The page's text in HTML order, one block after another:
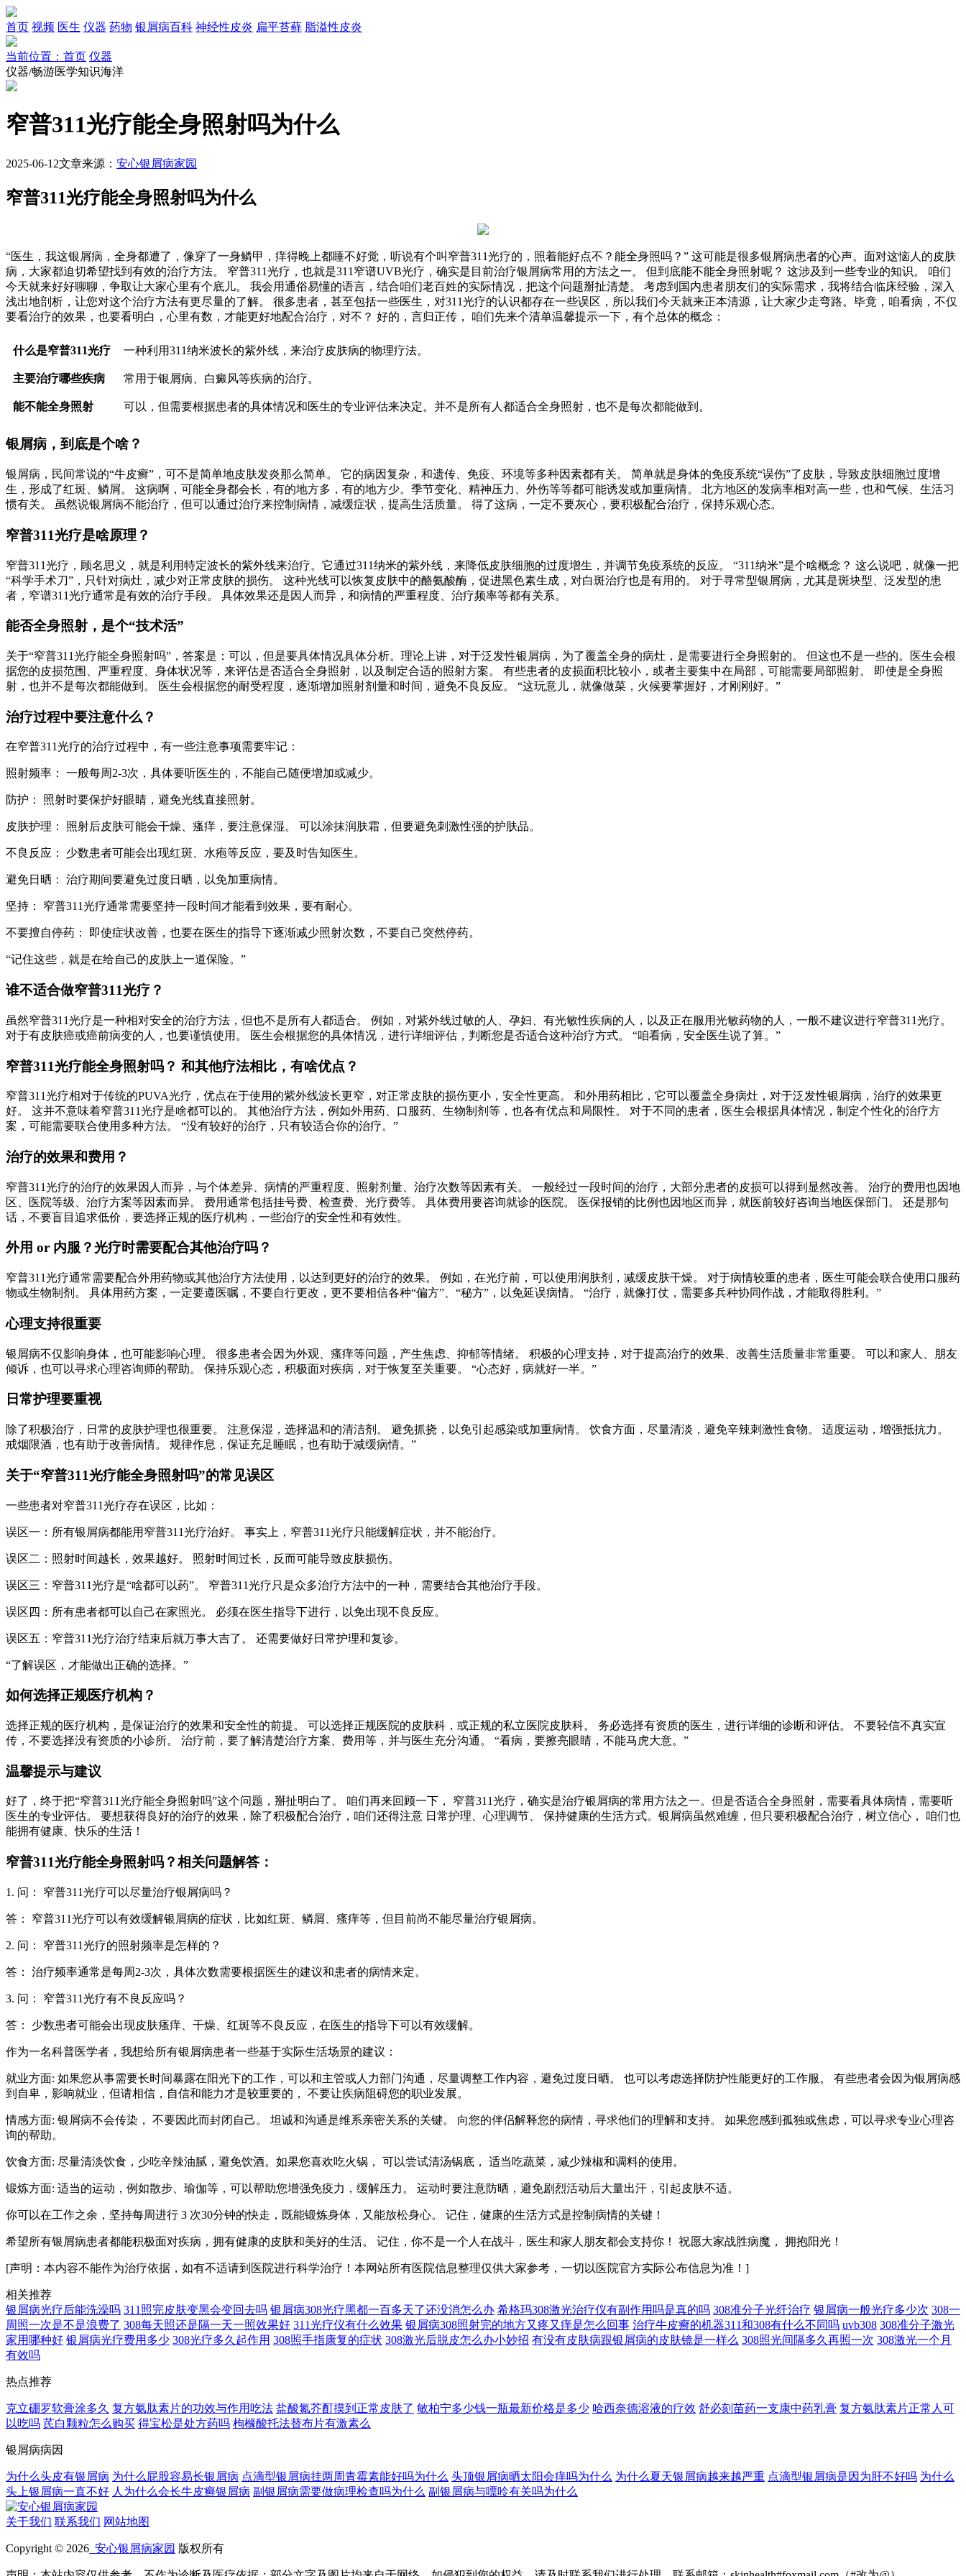
首页 视频 医生 仪器 药物 银屑病百科 神经性皮炎 扁平苔藓 脂溢性皮炎
当前位置：首页 仪器
仪器/畅游医学知识海洋
窄普311光疗能全身照射吗为什么
2025-06-12文章来源： 安心银屑病家园
窄普311光疗能全身照射吗为什么
“医生，我这银屑病，全身都遭了，像穿了一身鳞甲，痒得晚上都睡不好觉，听说有个叫窄普311光疗的，照着能好点不？能全身照吗？” 这可能是很多银屑病患者的心声。面对这恼人的皮肤
病，大家都迫切希望找到有效的治疗方法。 窄普311光疗，也就是311窄谱UVB光疗，确实是目前治疗银屑病常用的方法之一。 但到底能不能全身照射呢？ 这涉及到一些专业的知识。 咱们
今天就来好好聊聊，争取让大家心里有个底儿。 我会用通俗易懂的语言，结合咱们老百姓的实际情况，把这个问题掰扯清楚。 考虑到国内患者朋友们的实际需求，我将结合临床经验，深入
浅出地剖析，让您对这个治疗方法有更尽量的了解。 很多患者，甚至包括一些医生，对311光疗的认识都存在一些误区，所以我们今天就来正本清源，让大家少走弯路。毕竟，咱看病，不仅
要看治疗的效果，也要看明白，心里有数，才能更好地配合治疗，对不？ 好的，言归正传， 咱们先来个清单温馨提示一下，有个总体的概念：
什么是窄普311光疗 一种利用311纳米波长的紫外线，来治疗皮肤病的物理疗法。
主要治疗哪些疾病 常用于银屑病、白癜风等疾病的治疗。
能不能全身照射 可以，但需要根据患者的具体情况和医生的专业评估来决定。并不是所有人都适合全身照射，也不是每次都能做到。
银屑病，到底是个啥？
银屑病，民间常说的“牛皮癣”，可不是简单地皮肤发炎那么简单。 它的病因复杂，和遗传、免疫、环境等多种因素都有关。 简单就是身体的免疫系统“误伤”了皮肤，导致皮肤细胞过度增
生，形成了红斑、鳞屑。 这病啊，可能全身都会长，有的地方多，有的地方少。季节变化、精神压力、外伤等等都可能诱发或加重病情。 北方地区的发病率相对高一些，也和气候、生活习
惯有关。 虽然说银屑病不能治疗，但可以通过治疗来控制病情，减缓症状，提高生活质量。 得了这病，一定不要灰心，要积极配合治疗，保持乐观心态。
窄普311光疗是啥原理？
窄普311光疗，顾名思义，就是利用特定波长的紫外线来治疗。它通过311纳米的紫外线，来降低皮肤细胞的过度增生，并调节免疫系统的反应。 “311纳米”是个啥概念？ 这么说吧，就像一把
“科学手术刀”，只针对病灶，减少对正常皮肤的损伤。 这种光线可以恢复皮肤中的酪氨酸酶，促进黑色素生成，对白斑治疗也是有用的。 对于寻常型银屑病，尤其是斑块型、泛发型的患
者，窄谱311光疗通常是有效的治疗手段。 具体效果还是因人而异，和病情的严重程度、治疗频率等都有关系。
能否全身照射，是个“技术活”
关于“窄普311光疗能全身照射吗”，答案是：可以，但是要具体情况具体分析。理论上讲，对于泛发性银屑病，为了覆盖全身的病灶，是需要进行全身照射的。 但这也不是一些的。医生会根
据您的皮损范围、严重程度、身体状况等，来评估是否适合全身照射，以及制定合适的照射方案。 有些患者的皮损面积比较小，或者主要集中在局部，可能需要局部照射。 即使是全身照
射，也并不是每次都能做到。 医生会根据您的耐受程度，逐渐增加照射剂量和时间，避免不良反应。 “这玩意儿，就像做菜，火候要掌握好，才刚刚好。”
治疗过程中要注意什么？
在窄普311光疗的治疗过程中，有一些注意事项需要牢记：
照射频率： 一般每周2-3次，具体要听医生的，不能自己随便增加或减少。
防护： 照射时要保护好眼睛，避免光线直接照射。
皮肤护理： 照射后皮肤可能会干燥、瘙痒，要注意保湿。 可以涂抹润肤霜，但要避免刺激性强的护肤品。
不良反应： 少数患者可能会出现红斑、水疱等反应，要及时告知医生。
避免日晒： 治疗期间要避免过度日晒，以免加重病情。
坚持： 窄普311光疗通常需要坚持一段时间才能看到效果，要有耐心。
不要擅自停药： 即使症状改善，也要在医生的指导下逐渐减少照射次数，不要自己突然停药。
“记住这些，就是在给自己的皮肤上一道保险。”
谁不适合做窄普311光疗？
虽然窄普311光疗是一种相对安全的治疗方法，但也不是所有人都适合。 例如，对紫外线过敏的人、孕妇、有光敏性疾病的人，以及正在服用光敏药物的人，一般不建议进行窄普311光疗。
对于有皮肤癌或癌前病变的人，也要谨慎使用。 医生会根据您的具体情况，进行详细评估，判断您是否适合这种治疗方式。 “咱看病，安全医生说了算。”
窄普311光疗能全身照射吗？ 和其他疗法相比，有啥优点？
窄普311光疗相对于传统的PUVA光疗，优点在于使用的紫外线波长更窄，对正常皮肤的损伤更小，安全性更高。 和外用药相比，它可以覆盖全身病灶，对于泛发性银屑病，治疗的效果更
好。 这并不意味着窄普311光疗是啥都可以的。 其他治疗方法，例如外用药、口服药、生物制剂等，也各有优点和局限性。 对于不同的患者，医生会根据具体情况，制定个性化的治疗方
案，可能需要联合使用多种方法。 “没有较好的治疗，只有较适合你的治疗。”
治疗的效果和费用？
窄普311光疗的治疗的效果因人而异，与个体差异、病情的严重程度、照射剂量、治疗次数等因素有关。 一般经过一段时间的治疗，大部分患者的皮损可以得到显然改善。 治疗的费用也因地
区、医院等级、治疗方案等因素而异。 费用通常包括挂号费、检查费、光疗费等。 具体费用要咨询就诊的医院。 医保报销的比例也因地区而异，就医前较好咨询当地医保部门。 还是那句
话，不要盲目追求低价，要选择正规的医疗机构，一些治疗的安全性和有效性。
外用 or 内服？光疗时需要配合其他治疗吗？
窄普311光疗通常需要配合外用药物或其他治疗方法使用，以达到更好的治疗的效果。 例如，在光疗前，可以使用润肤剂，减缓皮肤干燥。 对于病情较重的患者，医生可能会联合使用口服药
物或生物制剂。 具体用药方案，一定要遵医嘱，不要自行更改，更不要相信各种“偏方”、“秘方”，以免延误病情。 “治疗，就像打仗，需要多兵种协同作战，才能取得胜利。”
心理支持很重要
银屑病不仅影响身体，也可能影响心理。 很多患者会因为外观、瘙痒等问题，产生焦虑、抑郁等情绪。 积极的心理支持，对于提高治疗的效果、改善生活质量非常重要。 可以和家人、朋友
倾诉，也可以寻求心理咨询师的帮助。 保持乐观心态，积极面对疾病，对于恢复至关重要。 “心态好，病就好一半。”
日常护理要重视
除了积极治疗，日常的皮肤护理也很重要。 注意保湿，选择温和的清洁剂。 避免抓挠，以免引起感染或加重病情。 饮食方面，尽量清淡，避免辛辣刺激性食物。 适度运动，增强抵抗力。
戒烟限酒，也有助于改善病情。 规律作息，保证充足睡眠，也有助于减缓病情。”
关于“窄普311光疗能全身照射吗”的常见误区
一些患者对窄普311光疗存在误区，比如：
误区一：所有银屑病都能用窄普311光疗治好。 事实上，窄普311光疗只能缓解症状，并不能治疗。
误区二：照射时间越长，效果越好。 照射时间过长，反而可能导致皮肤损伤。
误区三：窄普311光疗是“啥都可以药”。 窄普311光疗只是众多治疗方法中的一种，需要结合其他治疗手段。
误区四：所有患者都可以自己在家照光。 必须在医生指导下进行，以免出现不良反应。
误区五：窄普311光疗治疗结束后就万事大吉了。 还需要做好日常护理和复诊。
“了解误区，才能做出正确的选择。”
如何选择正规医疗机构？
选择正规的医疗机构，是保证治疗的效果和安全性的前提。 可以选择正规医院的皮肤科，或正规的私立医院皮肤科。 务必选择有资质的医生，进行详细的诊断和评估。 不要轻信不真实宣
传，不要选择没有资质的小诊所。 治疗前，要了解清楚治疗方案、费用等，并与医生充分沟通。 “看病，要擦亮眼睛，不能马虎大意。”
温馨提示与建议
好了，终于把“窄普311光疗能全身照射吗”这个问题，掰扯明白了。 咱们再来回顾一下， 窄普311光疗，确实是治疗银屑病的常用方法之一。但是否适合全身照射，需要看具体病情，需要听
医生的专业评估。 要想获得良好的治疗的效果，除了积极配合治疗，咱们还得注意 日常护理、心理调节、 保持健康的生活方式。银屑病虽然难缠，但只要积极配合治疗，树立信心， 咱们也
能拥有健康、快乐的生活！
窄普311光疗能全身照射吗？相关问题解答：
1. 问： 窄普311光疗可以尽量治疗银屑病吗？
答： 窄普311光疗可以有效缓解银屑病的症状，比如红斑、鳞屑、瘙痒等，但目前尚不能尽量治疗银屑病。
2. 问： 窄普311光疗的照射频率是怎样的？
答： 治疗频率通常是每周2-3次，具体次数需要根据医生的建议和患者的病情来定。
3. 问： 窄普311光疗有不良反应吗？
答： 少数患者可能会出现皮肤瘙痒、干燥、红斑等不良反应，在医生的指导下可以有效缓解。
作为一名科普医学者，我想给所有银屑病患者一些基于实际生活场景的建议：
就业方面: 如果您从事需要长时间暴露在阳光下的工作，可以和主管或人力部门沟通，尽量调整工作内容，避免过度日晒。 也可以考虑选择防护性能更好的工作服。 有些患者会因为银屑病感
到自卑，影响就业，但请相信，自信和能力才是较重要的， 不要让疾病阻碍您的职业发展。
情感方面: 银屑病不会传染， 不要因此而封闭自己。 坦诚和沟通是维系亲密关系的关键。 向您的伴侣解释您的病情，寻求他们的理解和支持。 如果您感到孤独或焦虑，可以寻求专业心理咨
询的帮助。
饮食方面: 尽量清淡饮食，少吃辛辣油腻，避免饮酒。如果您喜欢吃火锅， 可以尝试清汤锅底， 适当吃蔬菜，减少辣椒和调料的使用。
锻炼方面: 适当的运动，例如散步、瑜伽等，可以帮助您增强免疫力，缓解压力。 运动时要注意防晒，避免剧烈活动后大量出汗，引起皮肤不适。
你可以在工作之余，坚持每周进行 3 次30分钟的快走，既能锻炼身体，又能放松身心。 记住，健康的生活方式是控制病情的关键！
希望所有银屑病患者都能积极面对疾病，拥有健康的皮肤和美好的生活。 记住，你不是一个人在战斗，医生和家人朋友都会支持你！ 祝愿大家战胜病魔， 拥抱阳光！
[声明：本内容不能作为治疗依据，如有不适请到医院进行科学治疗！本网站所有医院信息整理仅供大家参考，一切以医院官方实际公布信息为准！]
相关推荐
银屑病光疗后能洗澡吗 311照完皮肤变黑会变回去吗 银屑病308光疗黑都一百多天了还没消怎么办 希格玛308激光治疗仪有副作用吗是真的吗 308准分子光纤治疗 银屑病一般光疗多少次 308一
周照一次是不是浪费了 308每天照还是隔一天一照效果好 311光疗仪有什么效果 银屑病308照射完的地方又疼又痒是怎么回事 治疗牛皮癣的机器311和308有什么不同吗 uvb308 308准分子激光
家用哪种好 银屑病光疗费用多少 308光疗多久起作用 308照手指康复的症状 308激光后脱皮怎么办小妙招 有没有皮肤病跟银屑病的皮肤镜是一样么 308照光间隔多久再照一次 308激光一个月
有效吗
热点推荐
克立硼罗软膏涂多久 复方氨肽素片的功效与作用吃法 盐酸氮芥酊摸到正常皮肤了 敏柏宁多少钱一瓶最新价格是多少 哈西奈德溶液的疗效 舒必刻苗药一支康中药乳膏 复方氨肽素片正常人可
以吃吗 芪白颗粒怎么购买 得宝松是处方药吗 枸橼酸托法替布片有激素么
银屑病病因
为什么头皮有银屑病 为什么屁股容易长银屑病 点滴型银屑病挂两周青霉素能好吗为什么 头顶银屑病晒太阳会痒吗为什么 为什么夏天银屑病越来越严重 点滴型银屑病是因为肝不好吗 为什么
头上银屑病一直不好 人为什么会长牛皮癣银屑病 副银屑病需要做病理检查吗为什么 副银屑病与嘌呤有关吗为什么
关于我们 联系我们 网站地图
Copyright © 2026 安心银屑病家园 版权所有